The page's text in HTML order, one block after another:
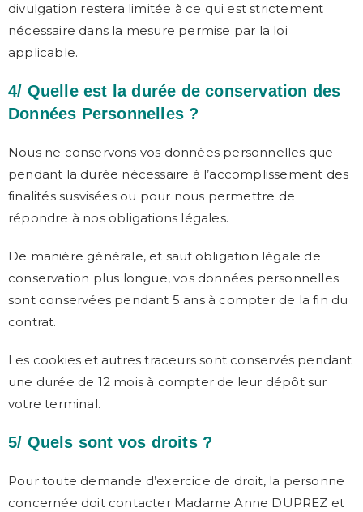
divulgation restera limitée à ce qui est strictement
nécessaire dans la mesure permise par la loi
applicable.
4/ Quelle est la durée de conservation des
Données Personnelles ?
Nous ne conservons vos données personnelles que
pendant la durée nécessaire à l’accomplissement des
finalités susvisées ou pour nous permettre de
répondre à nos obligations légales.
De manière générale, et sauf obligation légale de
conservation plus longue, vos données personnelles
sont conservées pendant 5 ans à compter de la fin du
contrat.
Les cookies et autres traceurs sont conservés pendant
une durée de 12 mois à compter de leur dépôt sur
votre terminal.
5/ Quels sont vos droits ?
Pour toute demande d’exercice de droit, la personne
concernée doit contacter Madame Anne DUPREZ et